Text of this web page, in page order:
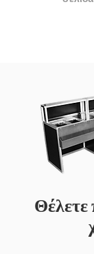
Θέλετε